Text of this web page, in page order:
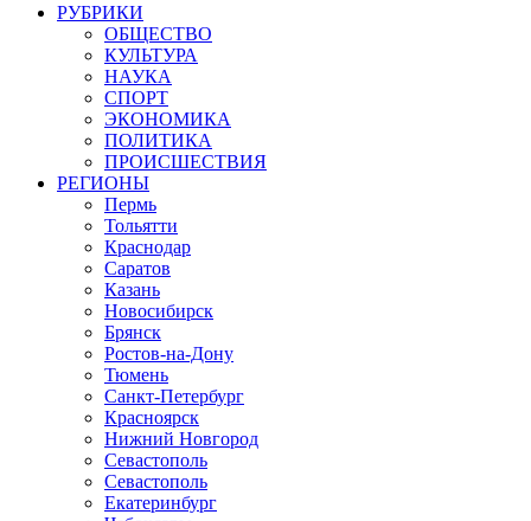
РУБРИКИ
ОБЩЕСТВО
КУЛЬТУРА
НАУКА
СПОРТ
ЭКОНОМИКА
ПОЛИТИКА
ПРОИСШЕСТВИЯ
РЕГИОНЫ
Пермь
Тольятти
Краснодар
Саратов
Казань
Новосибирск
Брянск
Ростов-на-Дону
Тюмень
Санкт-Петербург
Красноярск
Нижний Новгород
Севастополь
Севастополь
Екатеринбург